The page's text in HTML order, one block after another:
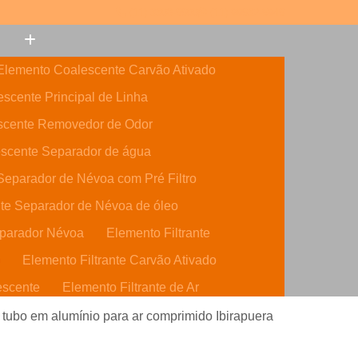
Coalescente Carvão Ativado
Principal de Linha
Removedor de Odor
Separador de água
de Névoa com Pré Filtro
Separador de Névoa de óleo
Névoa
Elemento Filtrante
Elemento Filtrante Carvão Ativado
Elemento Filtrante de Ar
Ativado
Elemento Filtrante de óleo
em alumínio para ar comprimido Ibirapuera